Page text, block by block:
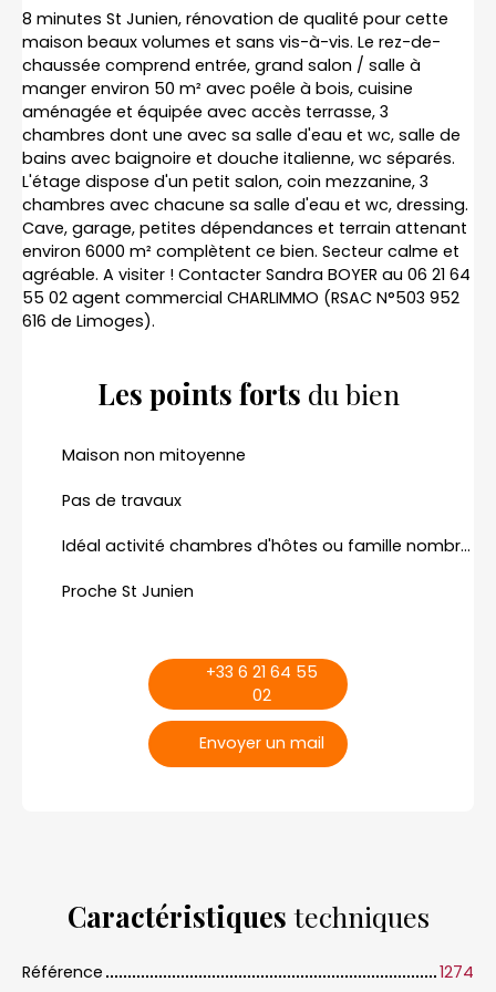
8 minutes St Junien, rénovation de qualité pour cette
maison beaux volumes et sans vis-à-vis. Le rez-de-
chaussée comprend entrée, grand salon / salle à
manger environ 50 m² avec poêle à bois, cuisine
aménagée et équipée avec accès terrasse, 3
chambres dont une avec sa salle d'eau et wc, salle de
bains avec baignoire et douche italienne, wc séparés.
L'étage dispose d'un petit salon, coin mezzanine, 3
chambres avec chacune sa salle d'eau et wc, dressing.
Cave, garage, petites dépendances et terrain attenant
environ 6000 m² complètent ce bien. Secteur calme et
agréable. A visiter ! Contacter Sandra BOYER au 06 21 64
55 02 agent commercial CHARLIMMO (RSAC N°503 952
616 de Limoges).
Les points forts du bien
Maison non mitoyenne
Pas de travaux
Idéal activité chambres d'hôtes ou famille nombreuse
Proche St Junien
+33 6 21 64 55
02
Envoyer un mail
Caractéristiques techniques
Référence 1274